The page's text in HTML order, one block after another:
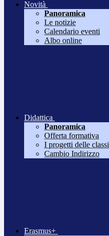
Novità
Panoramica
Le notizie
Calendario eventi
Albo online
Didattica
Panoramica
Offerta formativa
I progetti delle classi
Cambio Indirizzo
Erasmus+